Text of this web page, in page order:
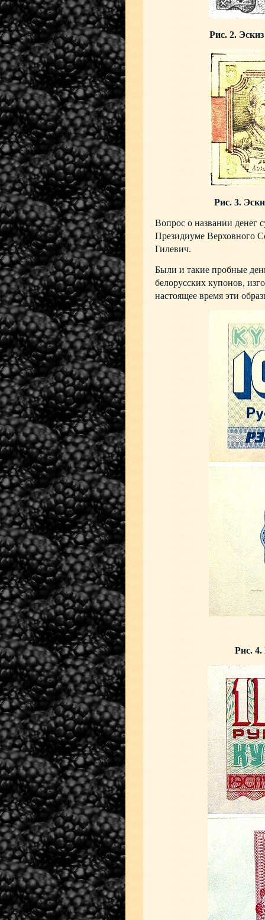
Рис. 2.
Рис. 3.
Вопрос о названии денег
Президиуме Верховного
Гилевич.
Были и такие пробные
белорусских купонов,
настоящее время эти
Рис. 4.